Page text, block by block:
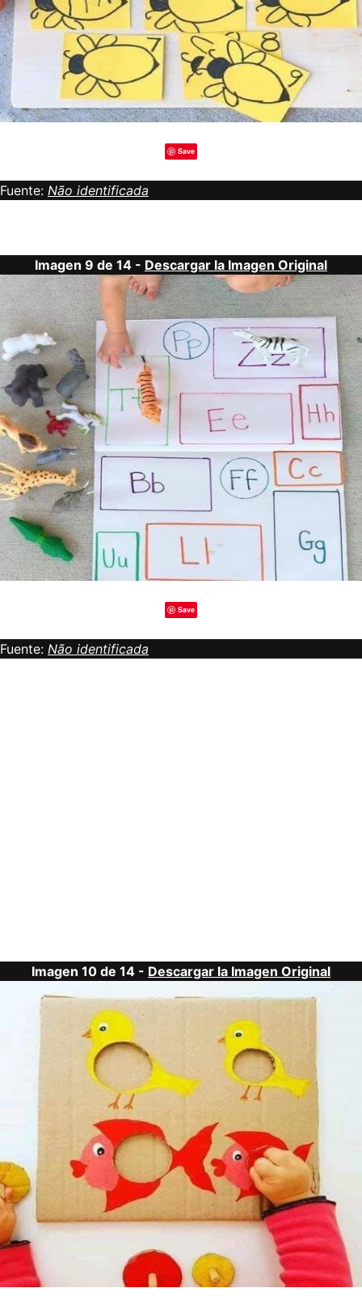
Save
Fuente: Não identificada
Imagen 9 de 14 - Descargar la Imagen Original
Save
Fuente: Não identificada
Imagen 10 de 14 - Descargar la Imagen Original